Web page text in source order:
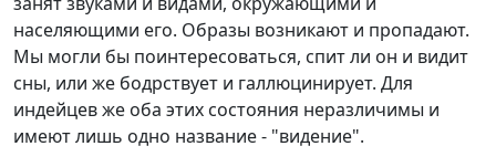
населяющими его. Образы возникают и пропадают.
Мы могли бы поинтересоваться, спит ли он и видит
сны, или же бодрствует и галлюцинирует. Для
индейцев же оба этих состояния неразличимы и
имеют лишь одно название - "видение".